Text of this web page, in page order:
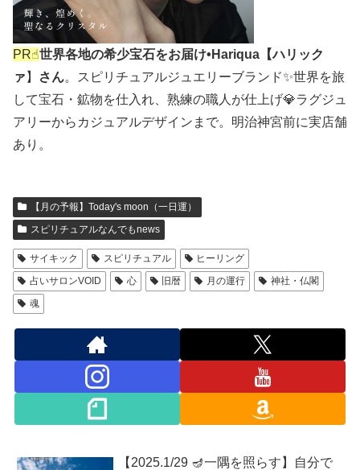
PR☝︎世界各地の希少宝石をお届け•Hariqua【ハリック
ァ 】 さん。スピリチュアルジュエリーブランド✨世界を旅
して宝石・鉱物を仕入れ、熟練の職人が仕上げ💎ラグジュ
アリーからカジュアルデザインまで。明治神宮前に実店舗
あり。
【月の予報】Today's moon（一日運）
スピリチュアルなんでもnews
サイキック スピリチュアル
ヒーリング
占いサロンVOID
心 旧暦 月の運行
神社・仏閣
魂
【2025.1/29 🪔一隅を照らす】自分で